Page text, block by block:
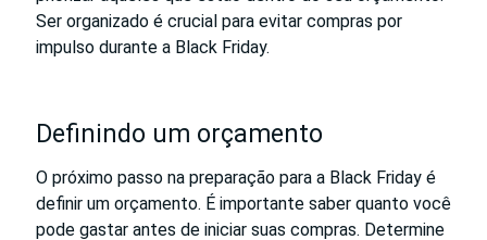
Ser organizado é crucial para evitar compras por
impulso durante a Black Friday.
Definindo um orçamento
O próximo passo na preparação para a Black Friday é
definir um orçamento. É importante saber quanto você
pode gastar antes de iniciar suas compras. Determine